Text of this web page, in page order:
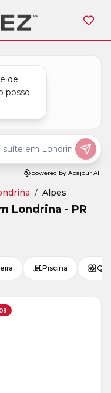
/ Alpes
Londrina - PR
Piscina